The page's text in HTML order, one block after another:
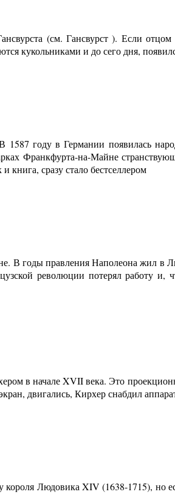
(см. Гансвурст ). Если
кукольниками и до сего дня,
году в Германии появилась
Франкфурта-на-Майне
книга, сразу стало бестселлером
В годы правления Наполеона жил
революции потерял работу и,
в начале XVII века. Это
двигались, Кирхер снабдил
Людовика XIV (1638-1715), но